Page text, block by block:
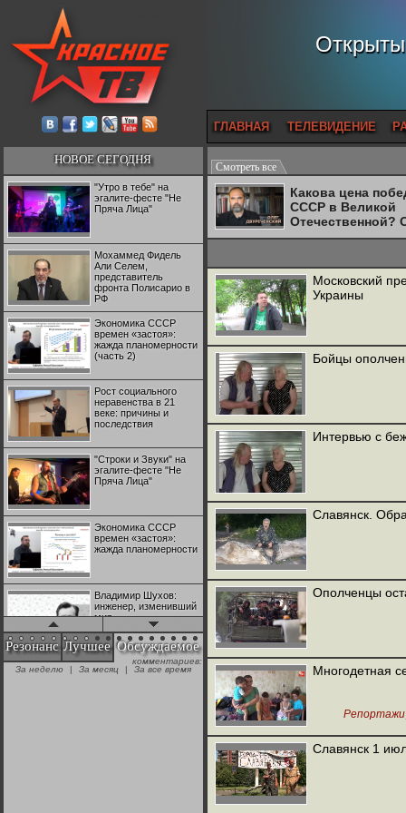
ГЛАВНАЯ ТЕЛЕВИДЕНИЕ
НОВОЕ СЕГОДНЯ
"Утро в тебе" на
эгалите-фесте "Не
Пряча Лица"
Мохаммед Фидель
Али Селем,
представитель
фронта Полисарио в
РФ
Экономика СССР
времен «застоя»:
жажда планомерности
(часть 2)
Рост социального
неравенства в 21
веке: причины и
последствия
"Строки и Звуки" на
эгалите-фесте "Не
Пряча Лица"
Экономика СССР
времен «застоя»:
жажда планомерности
Владимир Шухов:
инженер, изменивший
мир
"Аркадий Коц" на
эгалите-фесте "Не
Резонанс Лучшее Обсуждаемое
комментариев:
За неделю
| За месяц | За все время
Смотреть все
Какова цена
СССР в Великой
Отечественной?
Двуреченский о
Московский
Украины
Бойцы
Интервью с
Славянск.
Ополченцы
Многодетная
Репортажи
Славянск 1